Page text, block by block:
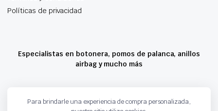
Políticas de privacidad
Especialistas en botonera, pomos de palanca, anillos
airbag y mucho más
Copyright 2024 © Motorche Autoparts. Todos los derechos reservados
Para brindarle una experiencia de compra personalizada,